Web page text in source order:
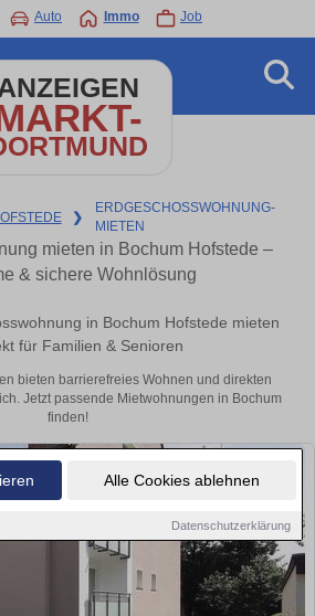
Alle Cookies ablehnen
Datenschutzerklärung
Auto Immo Job
❯
ERDGESCHOSSWOHNUNG-
MIETEN
mieten in Bochum Hofstede –
& sichere Wohnlösung
in Bochum Hofstede mieten
für Familien & Senioren
bieten barrierefreies Wohnen und direkten
Jetzt passende Mietwohnungen in Bochum
finden!